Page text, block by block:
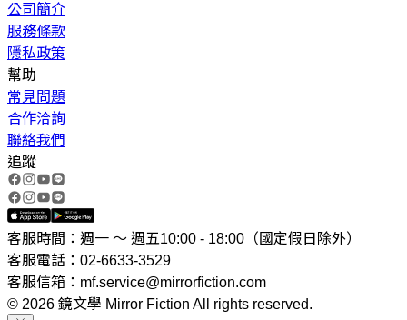
公司簡介
服務條款
隱私政策
幫助
常見問題
合作洽詢
聯絡我們
追蹤
客服時間：週一 ～ 週五10:00 - 18:00（國定假日除外）
客服電話：02-6633-3529
客服信箱：mf.service@mirrorfiction.com
© 2026 鏡文學 Mirror Fiction All rights reserved.